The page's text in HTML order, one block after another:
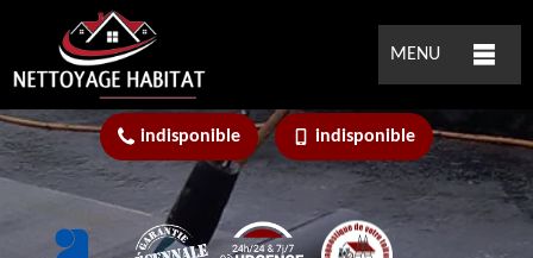
MENU
indisponible indisponible